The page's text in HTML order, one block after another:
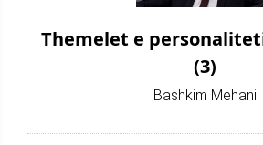
Themelet e
(3)
Bashkim Mehani